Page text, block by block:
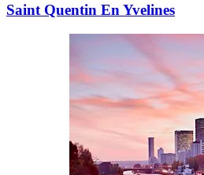
Saint Quentin En Yvelines